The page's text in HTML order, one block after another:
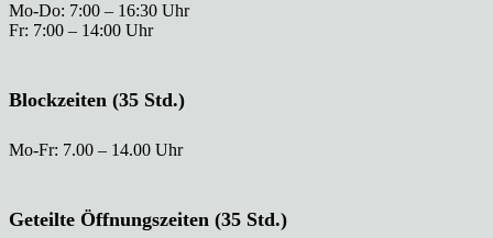
Mo-Do: 7:00 – 16:30 Uhr
Fr: 7:00 – 14:00 Uhr
Blockzeiten (35 Std.)
Mo-Fr: 7.00 – 14.00 Uhr
Geteilte Öffnungszeiten (35 Std.)